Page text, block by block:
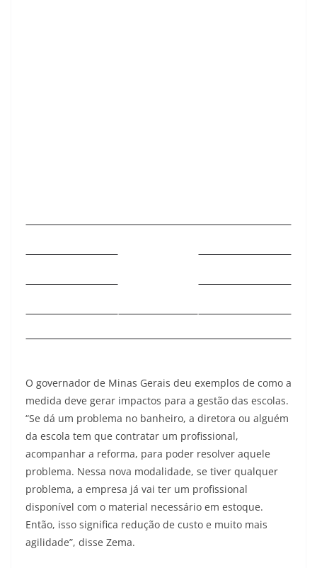
O governador de Minas Gerais deu exemplos de como a
medida deve gerar impactos para a gestão das escolas.
“Se dá um problema no banheiro, a diretora ou alguém
da escola tem que contratar um profissional,
acompanhar a reforma, para poder resolver aquele
problema. Nessa nova modalidade, se tiver qualquer
problema, a empresa já vai ter um profissional
disponível com o material necessário em estoque.
Então, isso significa redução de custo e muito mais
agilidade”, disse Zema.